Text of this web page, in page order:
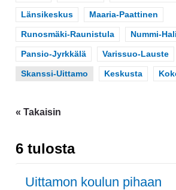
Scope
Länsikeskus Scope
Maaria-Paattinen
Scope
Runosmäki-Raunistula Scope
Nummi-
Scope
Pansio-Jyrkkälä Scope
Varissuo-Lauste
Scope
Skanssi-Uittamo Scope
Keskusta
« Takaisin
6 tulosta
Uittamon koulun pihaan